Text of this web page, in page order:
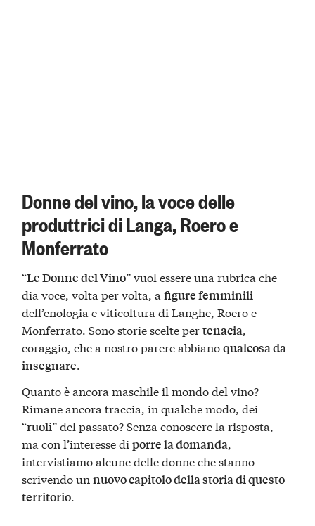
Donne del vino, la voce delle
produttrici di Langa, Roero e
Monferrato
“Le Donne del Vino” vuol essere una rubrica che
dia voce, volta per volta, afigure femminili
dell’enologia e viticoltura di Langhe, Roero e
Monferrato. Sono storie scelte pertenacia,
coraggio, che a nostro parere abbianoqualcosa da
insegnare.
Quanto è ancora maschile il mondo del vino?
Rimane ancora traccia, in qualche modo, dei
“ruoli” del passato? Senza conoscere la risposta,
ma con l’interesse diporre la domanda,
intervistiamo alcune delle donne che stanno
scrivendo unnuovo capitolo della storia di questo
territorio.